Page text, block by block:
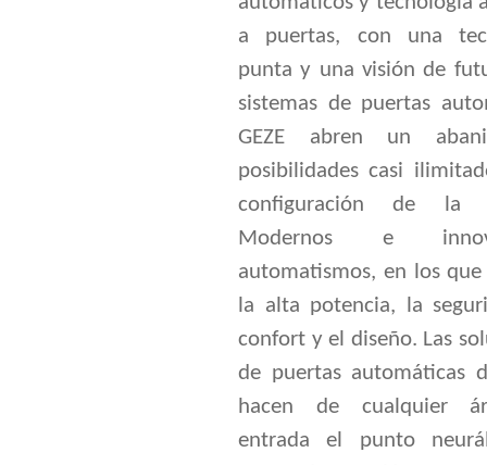
a puertas, con una
punta y una visión de
sistemas de puertas
GEZE abren un
posibilidades casi
configuración de la
Modernos e
automatismos, en los
la alta potencia, la
confort y el diseño. Las
de puertas automáticas
hacen de cualquier
entrada el punto